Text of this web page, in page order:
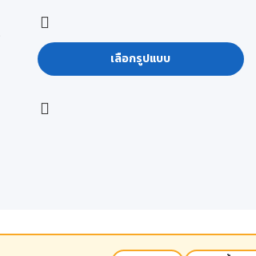
เลือกรูปแบบ